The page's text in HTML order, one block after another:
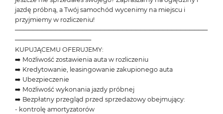
jazdę próbną, a Twój samochód wycenimy na miejscu i
przyjmiemy w rozliczeniu!
───────────────────────────────────────────
─────────────────
KUPUJĄCEMU OFERUJEMY:
➡️ Możliwość zostawienia auta w rozliczeniu
➡️ Kredytowanie, leasingowanie zakupionego auta
➡️ Ubezpieczenie
➡️ Możliwość wykonania jazdy próbnej
➡️ Bezpłatny przegląd przed sprzedażowy obejmujący:
- kontrolę amortyzatorów